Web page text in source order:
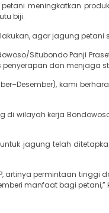
meningkatkan
biji.
agar jagung
Situbondo Panji
dan menjaga
kami
di wilayah kerja
jagung telah
artinya permintaan tinggi
manfaat bagi petani,”